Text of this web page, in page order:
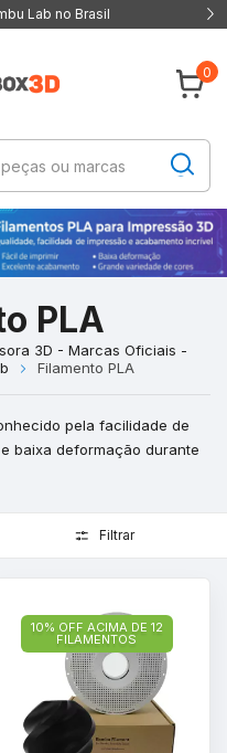
Lab no Brasil
0
PLA
3D - Marcas Oficiais -
Filamento PLA
pela facilidade de
baixa deformação durante
Filtrar
10% OFF ACIMA DE 12
FILAMENTOS